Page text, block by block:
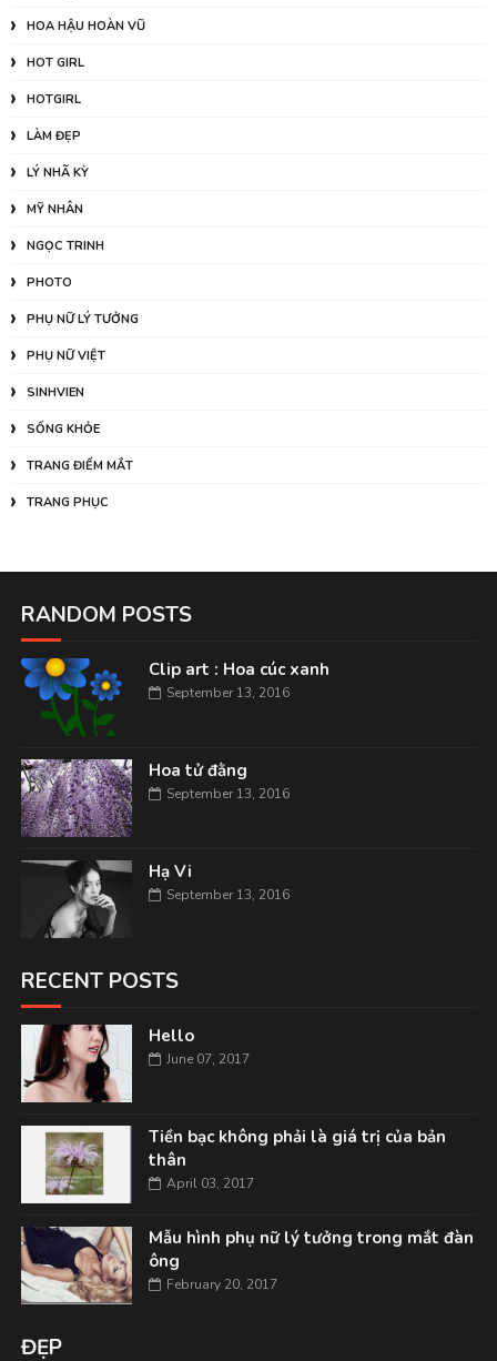
HOA HẬU HOÀN VŨ
HOT GIRL
HOTGIRL
LÀM ĐẸP
LÝ NHÃ KỲ
MỸ NHÂN
NGỌC TRINH
PHOTO
PHỤ NỮ LÝ TƯỞNG
PHỤ NỮ VIỆT
SINHVIEN
SỐNG KHỎE
TRANG ĐIỂM MẮT
TRANG PHỤC
RANDOM POSTS
Clip art : Hoa cúc xanh
September 13, 2016
Hoa tử đằng
September 13, 2016
Hạ Vi
September 13, 2016
RECENT POSTS
Hello
June 07, 2017
Tiền bạc không phải là giá trị của bản
thân
April 03, 2017
Mẫu hình phụ nữ lý tưởng trong mắt đàn
ông
February 20, 2017
ĐẸP